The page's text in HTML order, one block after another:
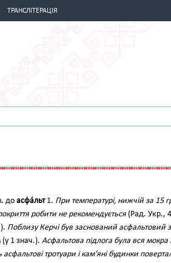
ТРАНСЛІТЕРАЦІЯ
доасфа́льт1. При температурі, нижчій за 15
робити не рекомендується (Рад. Укр.,
Поблизу Керчі був заснований асфальтовий
1 знач.). Асфальтова підлога була вся
асфальтові тротуари і кам’яні будинки